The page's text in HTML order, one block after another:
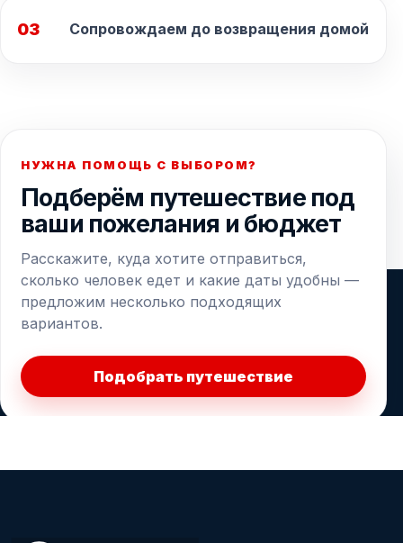
03 Сопровождаем до возвращения домой
НУЖНА ПОМОЩЬ С ВЫБОРОМ?
Подберём путешествие под
ваши пожелания и бюджет
Расскажите, куда хотите отправиться,
сколько человек едет и какие даты удобны —
предложим несколько подходящих
вариантов.
Подобрать путешествие